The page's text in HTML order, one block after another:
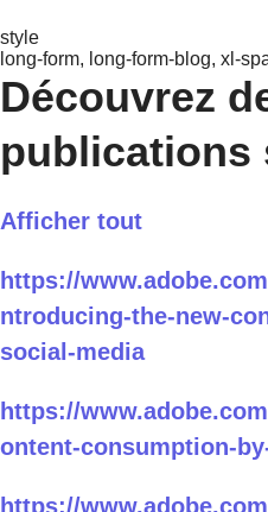
style
long-form, long-form-blog, xl-
Découvrez
publications
Afficher tout
https://
ntroducing-the-new-
social-media
https://
ontent-consumption-
https://